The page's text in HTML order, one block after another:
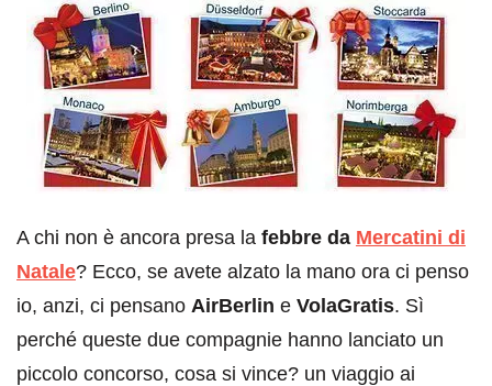
A chi non è ancora presa la febbre da Mercatini di
Natale? Ecco, se avete alzato la mano ora ci penso
io, anzi, ci pensano AirBerlin e VolaGratis. Sì
perché queste due compagnie hanno lanciato un
piccolo concorso, cosa si vince? un viaggio ai